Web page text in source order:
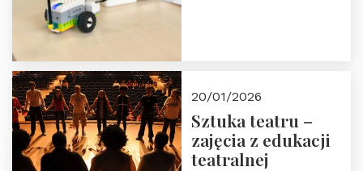
20/01/2026
Sztuka teatru –
zajęcia z edukacji
teatralnej